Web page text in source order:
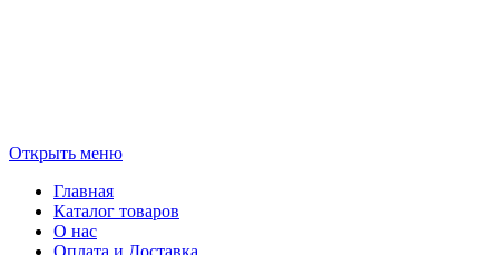
Открыть меню
Главная
Каталог товаров
О нас
Оплата и Доставка